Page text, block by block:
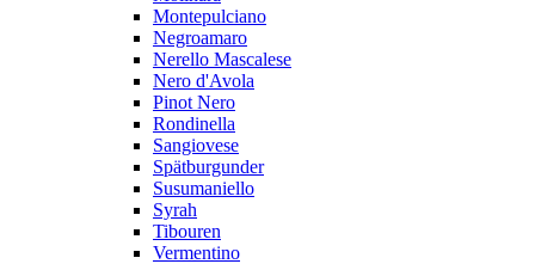
Montepulciano
Negroamaro
Nerello Mascalese
Nero d'Avola
Pinot Nero
Rondinella
Sangiovese
Spätburgunder
Susumaniello
Syrah
Tibouren
Vermentino